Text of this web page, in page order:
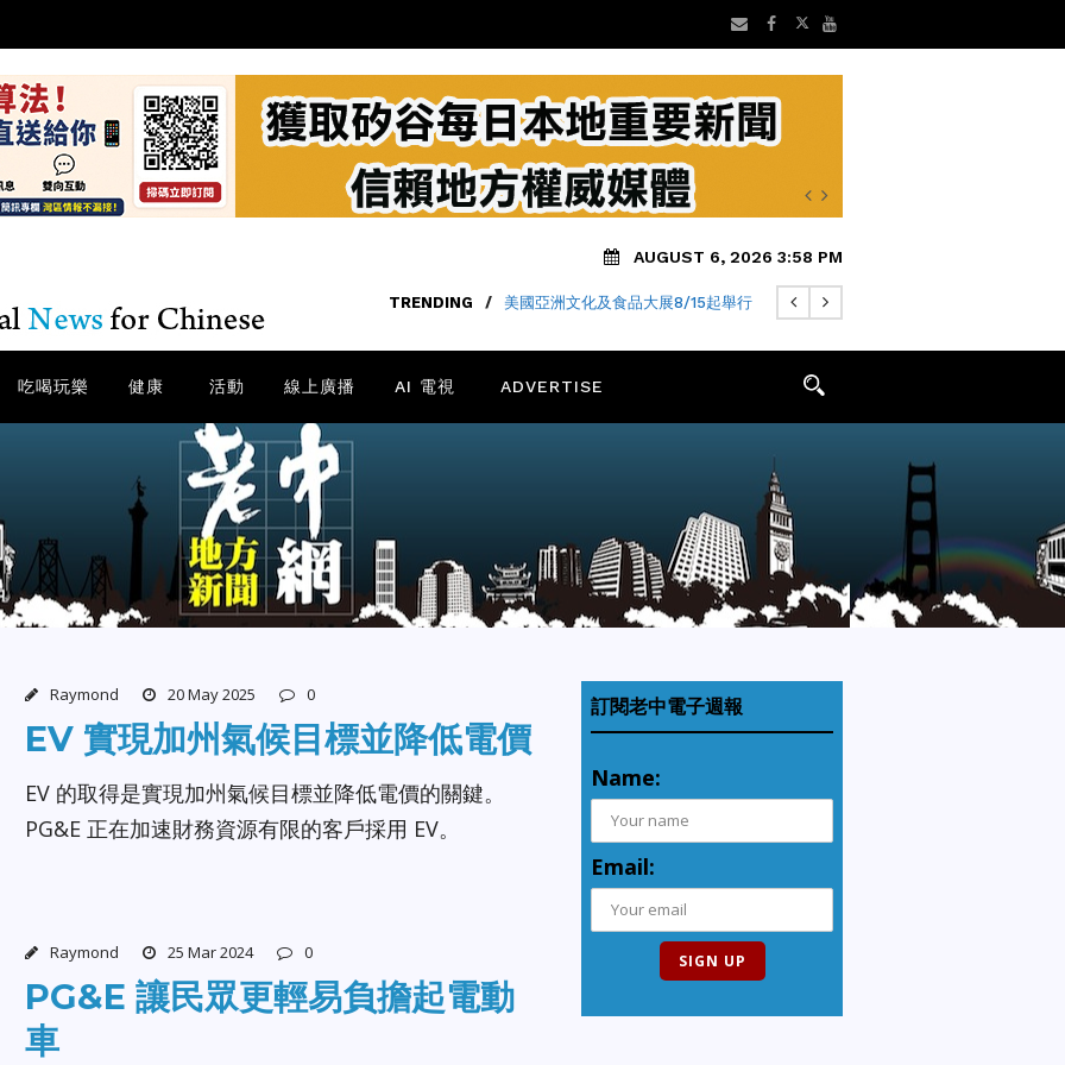
AUGUST 6, 2026 3:58 PM
TRENDING / 美國亞洲文化及食品大展8/15起舉行
吃喝玩樂 健康 活動 線上廣播 AI 電視 ADVERTISE
Raymond 20 May 2025 0
EV 實現加州氣候目標並降低電價
EV 的取得是實現加州氣候目標並降低電價的關鍵。
PG&E 正在加速財務資源有限的客戶採用 EV。
Raymond 25 Mar 2024 0
PG&E 讓民眾更輕易負擔起電動
車
訂閱老中電子週報
Name:
Email: